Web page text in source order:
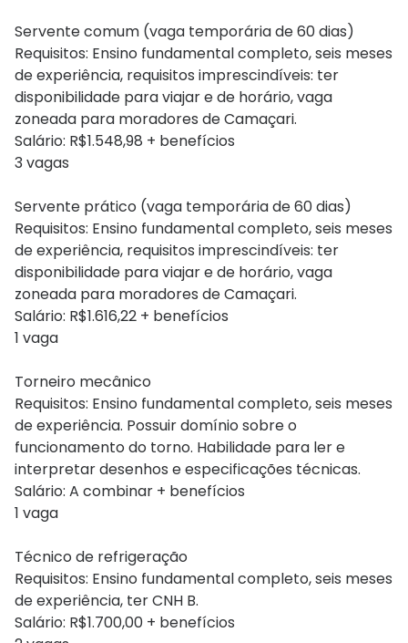
Servente comum (vaga temporária de 60 dias)
Requisitos: Ensino fundamental completo, seis meses
de experiência, requisitos imprescindíveis: ter
disponibilidade para viajar e de horário, vaga
zoneada para moradores de Camaçari.
Salário: R$1.548,98 + benefícios
3 vagas
Servente prático (vaga temporária de 60 dias)
Requisitos: Ensino fundamental completo, seis meses
de experiência, requisitos imprescindíveis: ter
disponibilidade para viajar e de horário, vaga
zoneada para moradores de Camaçari.
Salário: R$1.616,22 + benefícios
1 vaga
Torneiro mecânico
Requisitos: Ensino fundamental completo, seis meses
de experiência. Possuir domínio sobre o
funcionamento do torno. Habilidade para ler e
interpretar desenhos e especificações técnicas.
Salário: A combinar + benefícios
1 vaga
Técnico de refrigeração
Requisitos: Ensino fundamental completo, seis meses
de experiência, ter CNH B.
Salário: R$1.700,00 + benefícios